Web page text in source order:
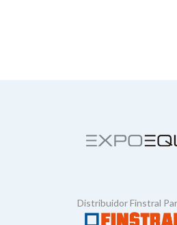
Distribuidor Finstral